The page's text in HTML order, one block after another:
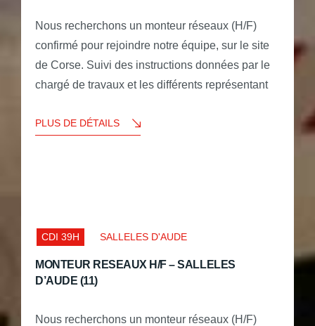
Nous recherchons un monteur réseaux (H/F)
confirmé pour rejoindre notre équipe, sur le site
de Corse. Suivi des instructions données par le
chargé de travaux et les différents représentant
PLUS DE DÉTAILS
CDI 39H SALLELES D'AUDE
MONTEUR RESEAUX H/F – SALLELES
D’AUDE (11)
Nous recherchons un monteur réseaux (H/F)